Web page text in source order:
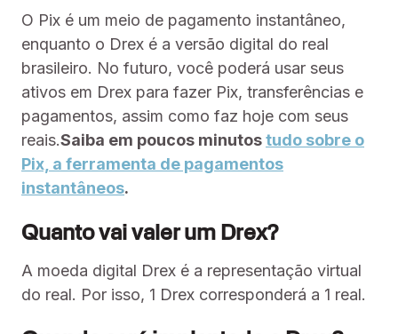
O Pix é um meio de pagamento instantâneo,
enquanto o Drex é a versão digital do real
brasileiro. No futuro, você poderá usar seus
ativos em Drex para fazer Pix, transferências e
pagamentos, assim como faz hoje com seus
reais.Saiba em poucos minutostudo sobre o
Pix, a ferramenta de pagamentos
instantâneos.
Quanto vai valer um Drex?
A moeda digital Drex é a representação virtual
do real. Por isso, 1 Drex corresponderá a 1 real.